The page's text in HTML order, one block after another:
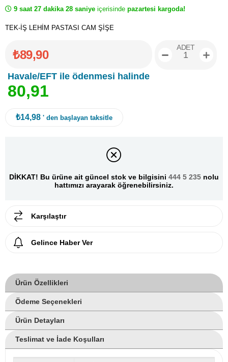
9 saat 27 dakika 28 saniye içerisinde pazartesi kargoda!
TEK-İŞ LEHİM PASTASI CAM ŞİŞE
₺89,90
Havale/EFT ile ödenmesi halinde
80,91
ADET
₺14,98 ' den başlayan taksitle
DİKKAT! Bu ürüne ait güncel stok ve bilgisini 444 5 235 nolu
hattımızı arayarak öğrenebilirsiniz.
Karşılaştır
Gelince Haber Ver
Ürün Özellikleri
Ödeme Seçenekleri
Ürün Detayları
Teslimat ve İade Koşulları